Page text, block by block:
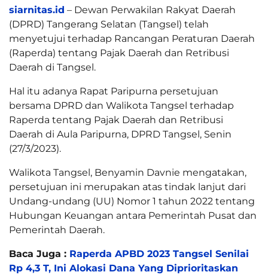
siarnitas.id – Dewan Perwakilan Rakyat Daerah
(DPRD) Tangerang Selatan (Tangsel) telah
menyetujui terhadap Rancangan Peraturan Daerah
(Raperda) tentang Pajak Daerah dan Retribusi
Daerah di Tangsel.
Hal itu adanya Rapat Paripurna persetujuan
bersama DPRD dan Walikota Tangsel terhadap
Raperda tentang Pajak Daerah dan Retribusi
Daerah di Aula Paripurna, DPRD Tangsel, Senin
(27/3/2023).
Walikota Tangsel, Benyamin Davnie mengatakan,
persetujuan ini merupakan atas tindak lanjut dari
Undang-undang (UU) Nomor 1 tahun 2022 tentang
Hubungan Keuangan antara Pemerintah Pusat dan
Pemerintah Daerah.
Baca Juga : Raperda APBD 2023 Tangsel Senilai
Rp 4,3 T, Ini Alokasi Dana Yang Diprioritaskan